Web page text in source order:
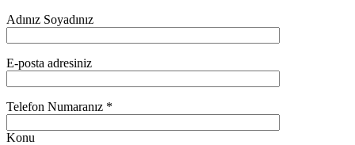
Adınız Soyadınız
E-posta adresiniz
Telefon Numaranız *
Konu